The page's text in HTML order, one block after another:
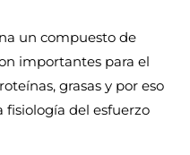
un compuesto de
importantes para el
grasas y por eso
del esfuerzo